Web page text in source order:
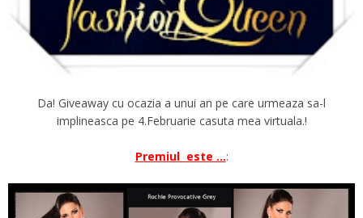
Da! Giveaway cu ocazia a unui an pe care urmeaza sa-l
implineasca pe 4.Februarie casuta mea virtuala.!
Premiul este ...: